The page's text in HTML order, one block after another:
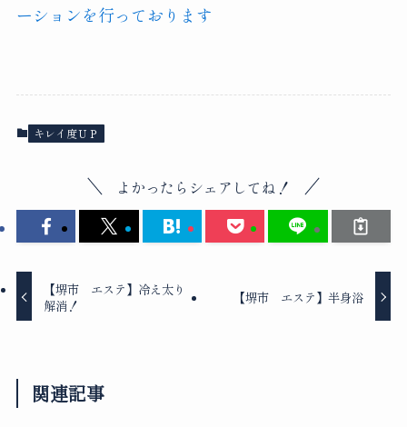
ーションを行っております
キレイ度ＵＰ
よかったらシェアしてね！
【堺市 エステ】冷え太り
解消！
【堺市 エステ】半身浴
関連記事